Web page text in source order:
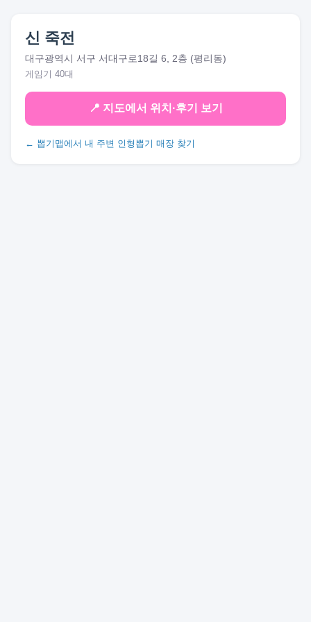
신 죽전
대구광역시 서구 서대구로18길 6, 2층 (평리동)
게임기 40대
📍 지도에서 위치·후기 보기
← 뽑기맵에서 내 주변 인형뽑기 매장 찾기